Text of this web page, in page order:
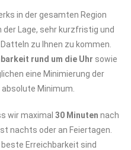
in der gesamten Region
Lage, sehr kurzfristig und
zu Ihnen zu kommen.
rund um die Uhr sowie
eine Minimierung der
Minimum.
wir maximal 30 Minuten nach
nachts oder an Feiertagen.
Erreichbarkeit sind